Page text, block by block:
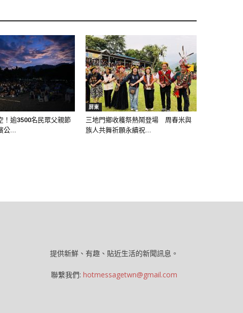
！逾3500名民眾父親節
公...
屏東
三地門鄉收穫祭熱鬧登場 周春米與
族人共舞祈願永續祝...
提供新鮮、有趣、貼近生活的新聞訊息。
聯繫我們: hotmessagetwn@gmail.com